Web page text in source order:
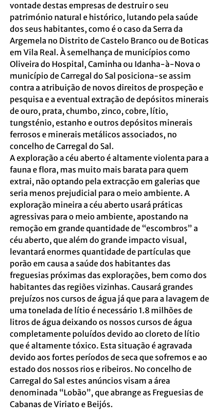
vontade destas empresas de destruir o seu
património natural e histórico, lutando pela saúde
dos seus habitantes, como é o caso da Serra da
Argemela no Distrito de Castelo Branco ou de Boticas
em Vila Real. À semelhança de municípios como
Oliveira do Hospital, Caminha ou Idanha-à-Nova o
município de Carregal do Sal posiciona-se assim
contra a atribuição de novos direitos de prospeção e
pesquisa e a eventual extração de depósitos minerais
de ouro, prata, chumbo, zinco, cobre, lítio,
tungsténio, estanho e outros depósitos minerais
ferrosos e minerais metálicos associados, no
concelho de Carregal do Sal.
A exploração a céu aberto é altamente violenta para a
fauna e flora, mas muito mais barata para quem
extrai, não optando pela extracção em galerias que
seria menos prejudicial para o meio ambiente. A
exploração mineira a céu aberto usará práticas
agressivas para o meio ambiente, apostando na
remoção em grande quantidade de “escombros” a
céu aberto, que além do grande impacto visual,
levantará enormes quantidade de partículas que
porão em causa a saúde dos habitantes das
freguesias próximas das explorações, bem como dos
habitantes das regiões vizinhas. Causará grandes
prejuízos nos cursos de água já que para a lavagem de
uma tonelada de lítio é necessário 1.8 milhões de
litros de água deixando os nossos cursos de água
completamente poluídos devido ao cloreto de lítio
que é altamente tóxico. Esta situação é agravada
devido aos fortes períodos de seca que sofremos e ao
estado dos nossos rios e ribeiros. No concelho de
Carregal do Sal estes anúncios visam a área
denominada “Lobão”, que abrange as Freguesias de
Cabanas de Viriato e Beijós.